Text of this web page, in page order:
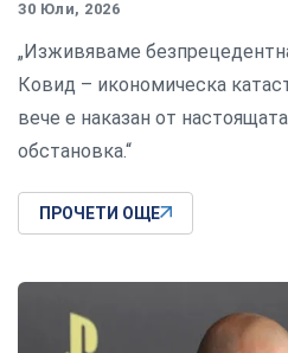
30 Юли, 2026
„Изживяваме
Ковид – икономическа
вече е наказан от
обстановка.“
ПРОЧЕТИ ОЩЕ